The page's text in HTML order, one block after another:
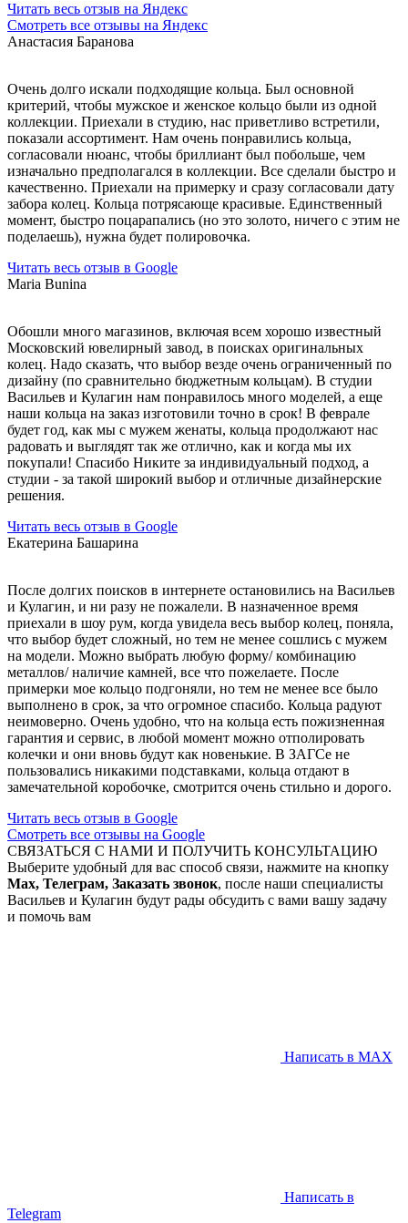
Читать весь отзыв на Яндекс
Смотреть все отзывы на Яндекс
Анастасия Баранова
Очень долго искали подходящие кольца. Был основной
критерий, чтобы мужское и женское кольцо были из одной
коллекции. Приехали в студию, нас приветливо встретили,
показали ассортимент. Нам очень понравились кольца,
согласовали нюанс, чтобы бриллиант был побольше, чем
изначально предполагался в коллекции. Все сделали быстро и
качественно. Приехали на примерку и сразу согласовали дату
забора колец. Кольца потрясающе красивые. Единственный
момент, быстро поцарапались (но это золото, ничего с этим не
поделаешь), нужна будет полировочка.
Читать весь отзыв в Google
Maria Bunina
Обошли много магазинов, включая всем хорошо известный
Московский ювелирный завод, в поисках оригинальных
колец. Надо сказать, что выбор везде очень ограниченный по
дизайну (по сравнительно бюджетным кольцам). В студии
Васильев и Кулагин нам понравилось много моделей, а еще
наши кольца на заказ изготовили точно в срок! В феврале
будет год, как мы с мужем женаты, кольца продолжают нас
радовать и выглядят так же отлично, как и когда мы их
покупали! Спасибо Никите за индивидуальный подход, а
студии - за такой широкий выбор и отличные дизайнерские
решения.
Читать весь отзыв в Google
Екатерина Башарина
После долгих поисков в интернете остановились на Васильев
и Кулагин, и ни разу не пожалели. В назначенное время
приехали в шоу рум, когда увидела весь выбор колец, поняла,
что выбор будет сложный, но тем не менее сошлись с мужем
на модели. Можно выбрать любую форму/ комбинацию
металлов/ наличие камней, все что пожелаете. После
примерки мое кольцо подгоняли, но тем не менее все было
выполнено в срок, за что огромное спасибо. Кольца радуют
неимоверно. Очень удобно, что на кольца есть пожизненная
гарантия и сервис, в любой момент можно отполировать
колечки и они вновь будут как новенькие. В ЗАГСе не
пользовались никакими подставками, кольца отдают в
замечательной коробочке, смотрится очень стильно и дорого.
Читать весь отзыв в Google
Смотреть все отзывы на Google
СВЯЗАТЬСЯ С НАМИ И ПОЛУЧИТЬ КОНСУЛЬТАЦИЮ
Выберите удобный для вас способ связи, нажмите на кнопку
Max, Телеграм, Заказать звонок, после наши специалисты
Васильев и Кулагин будут рады обсудить с вами вашу задачу
и помочь вам
Написать в MAX
Написать в
Telegram